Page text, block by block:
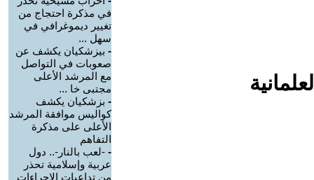
في مذكرة احتجاج من
تغيير ديموغرافي في
سهل ...
- بيزشكيان يكشف عن
صعوبات في التواصل
مع المرشد الأعلى
مجتبى خا ...
- بزشكيان يكشف
كواليس موافقة المرشد
الأعلى على مذكرة
التفاهم
- -لعب بالنار-.. دول
عربية وإسلامية تحذر
من تداعيات الإجراءات